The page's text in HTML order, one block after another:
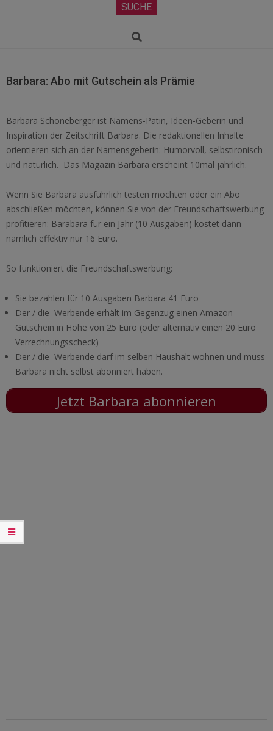
SUCHE
Search
Barbara: Abo mit Gutschein als Prämie
Barbara Schöneberger ist Namens-Patin, Ideen-Geberin und
Inspiration der Zeitschrift Barbara. Die redaktionellen Inhalte
orientieren sich an der Namensgeberin: Humorvoll, selbstironisch
und natürlich. Das Magazin Barbara erscheint 10mal jährlich.
Wenn Sie Barbara ausführlich testen möchten oder ein Abo
abschließen möchten, können Sie von der Freundschaftswerbung
profitieren: Barabara für ein Jahr (10 Ausgaben) kostet dann
nämlich effektiv nur 16 Euro.
So funktioniert die Freundschaftswerbung:
Sie bezahlen für 10 Ausgaben Barbara 41 Euro
Der / die Werbende erhält im Gegenzug einen Amazon-
Gutschein in Höhe von 25 Euro (oder alternativ einen 20 Euro
Verrechnungsscheck)
Der / die Werbende darf im selben Haushalt wohnen und muss
Barbara nicht selbst abonniert haben.
Jetzt Barbara abonnieren